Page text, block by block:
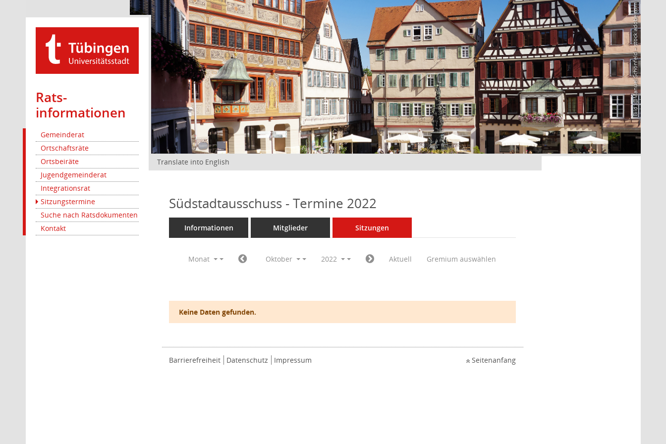
Rats­
informationen
Gemeinderat
Ortschaftsräte
Ortsbeiräte
Jugendgemeinderat
Integrationsrat
Sitzungstermine
Suche nach Ratsdokumenten
Kontakt
Bild: @Manuel Schönfeld – stock.adobe.com
Translate into English
Südstadtausschuss - Termine 2022
Informationen Mitglieder Sitzungen
Monat Oktober 2022 Aktuell Gremium auswählen
Keine Daten gefunden.
Barrierefreiheit Datenschutz Impressum Seitenanfang